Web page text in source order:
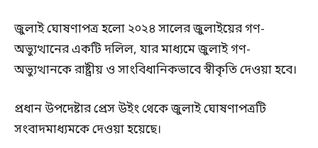
জুলাই ঘোষণাপত্র হলো ২০২৪ সালের জুলাইয়ের গণ-
অভ্যুত্থানের একটি দলিল, যার মাধ্যমে জুলাই গণ-
অভ্যুত্থানকে রাষ্ট্রীয় ও সাংবিধানিকভাবে স্বীকৃতি দেওয়া হবে।
প্রধান উপদেষ্টার প্রেস উইং থেকে জুলাই ঘোষণাপত্রটি
সংবাদমাধ্যমকে দেওয়া হয়েছে।